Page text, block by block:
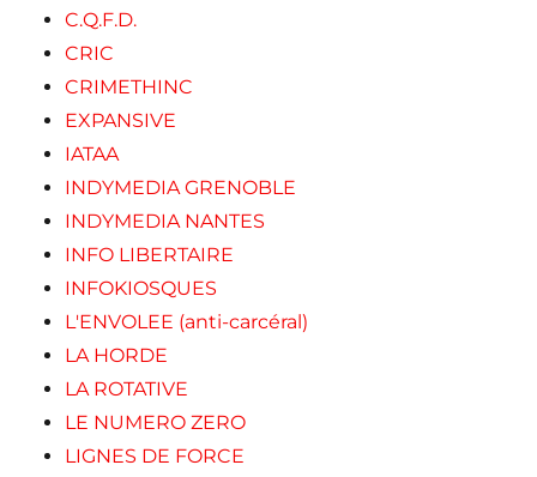
C.Q.F.D.
CRIC
CRIMETHINC
EXPANSIVE
IATAA
INDYMEDIA GRENOBLE
INDYMEDIA NANTES
INFO LIBERTAIRE
INFOKIOSQUES
L'ENVOLEE (anti-carcéral)
LA HORDE
LA ROTATIVE
LE NUMERO ZERO
LIGNES DE FORCE